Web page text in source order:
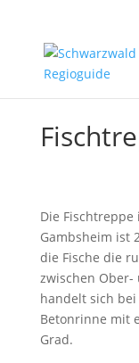
Die
Gambsheim ist
die Fische die
zwischen Ober-
handelt sich
Betonrinne mit
Grad.